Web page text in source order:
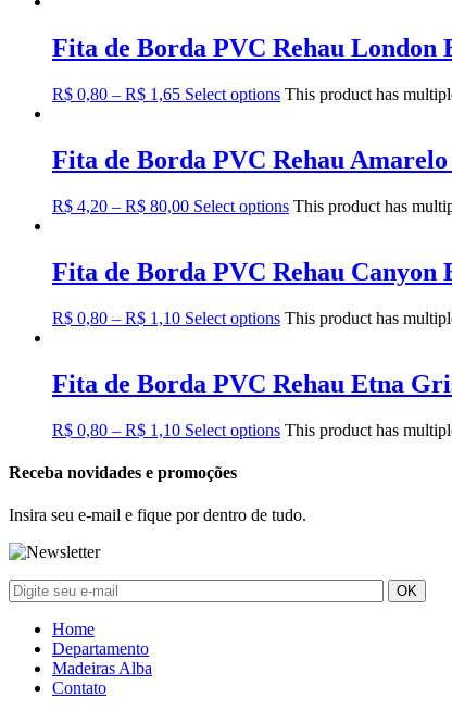
Fita de Borda PVC Rehau London
R$ 0,80 – R$ 1,65 Select options This product has
Fita de Borda PVC Rehau
R$ 4,20 – R$ 80,00 Select options This product has
Fita de Borda PVC Rehau Canyon
R$ 0,80 – R$ 1,10 Select options This product has
Fita de Borda PVC Rehau Etna
R$ 0,80 – R$ 1,10 Select options This product has
Receba novidades e promoções
Insira seu e-mail e fique por dentro de tudo.
Home
Departamento
Madeiras Alba
Contato